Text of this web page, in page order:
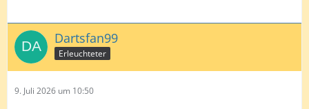
Dartsfan99
Erleuchteter
9. Juli 2026 um 10:50